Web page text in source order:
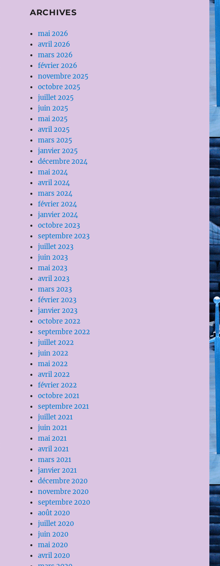
ARCHIVES
mai 2026
avril 2026
mars 2026
février 2026
novembre 2025
octobre 2025
juillet 2025
juin 2025
mai 2025
avril 2025
mars 2025
janvier 2025
décembre 2024
mai 2024
avril 2024
mars 2024
février 2024
janvier 2024
octobre 2023
septembre 2023
juillet 2023
juin 2023
mai 2023
avril 2023
mars 2023
février 2023
janvier 2023
octobre 2022
septembre 2022
juillet 2022
juin 2022
mai 2022
avril 2022
février 2022
octobre 2021
septembre 2021
juillet 2021
juin 2021
mai 2021
avril 2021
mars 2021
janvier 2021
décembre 2020
novembre 2020
septembre 2020
août 2020
juillet 2020
juin 2020
mai 2020
avril 2020